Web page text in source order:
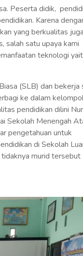
Peserta didik,
Karena
yang berkualitas
salah satu upaya kami
teknologi
(SLB) dan bekerja
ke dalam
pendidikan dilini
Sekolah Menengah
pengetahuan untuk
di Sekolah
murid tersebut